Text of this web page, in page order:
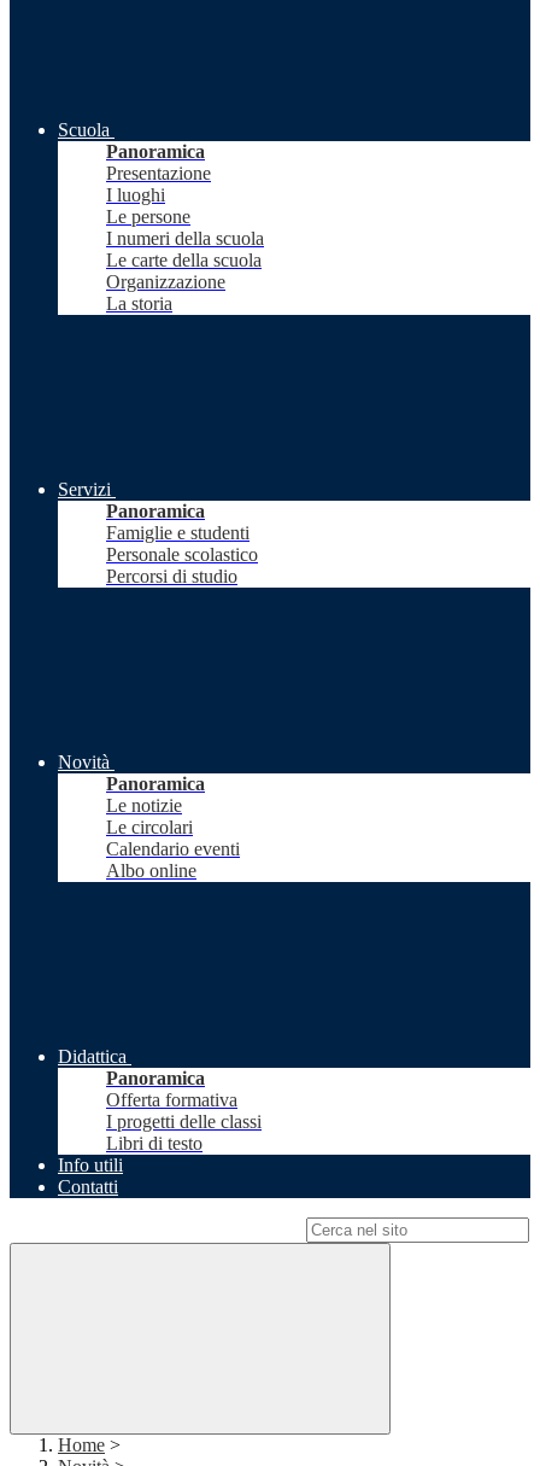
Scuola
Panoramica
Presentazione
I luoghi
Le persone
I numeri della scuola
Le carte della scuola
Organizzazione
La storia
Servizi
Panoramica
Famiglie e studenti
Personale scolastico
Percorsi di studio
Novità
Panoramica
Le notizie
Le circolari
Calendario eventi
Albo online
Didattica
Panoramica
Offerta formativa
I progetti delle classi
Libri di testo
Info utili
Contatti
Home >